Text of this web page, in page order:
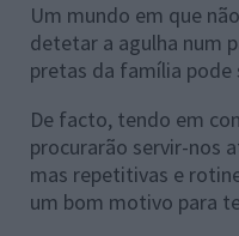
Um mundo em que
detetar a agulha num
pretas da família
De facto, tendo em
procurarão servir-nos
mas repetitivas e
um bom motivo para